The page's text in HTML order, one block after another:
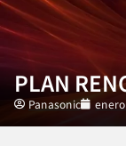
PLAN
Panasonic